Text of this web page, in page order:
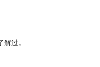
过。